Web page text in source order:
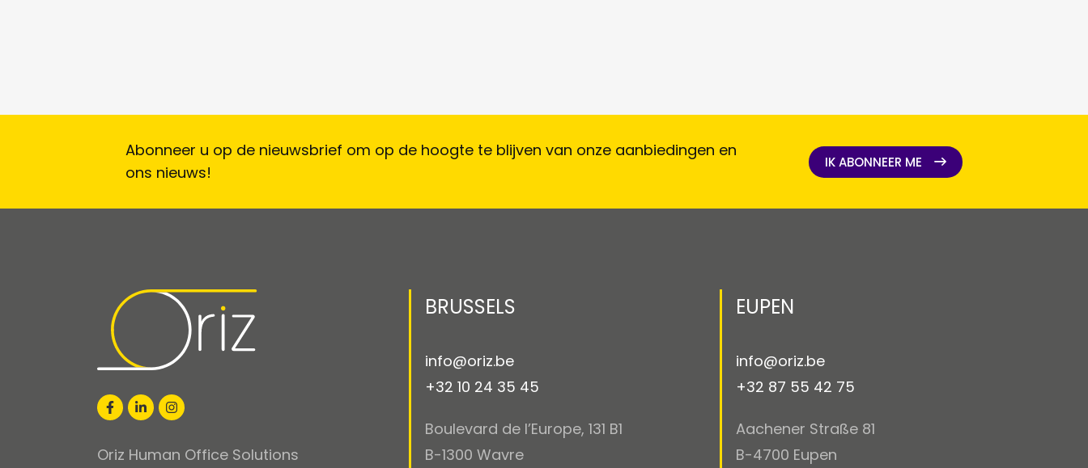
Abonneer u op de nieuwsbrief om op de hoogte te blijven van onze aanbiedingen en
ons nieuws!
IK ABONNEER ME
Oriz Human Office Solutions
BRUSSELS
info@oriz.be
+32 10 24 35 45
Boulevard de l’Europe, 131 B1
B-1300 Wavre
EUPEN
info@oriz.be
+32 87 55 42 75
Aachener Straße 81
B-4700 Eupen